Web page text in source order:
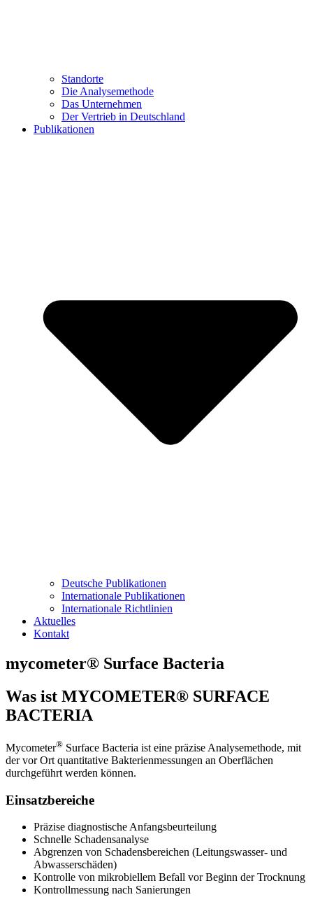
Standorte
Die Analysemethode
Das Unternehmen
Der Vertrieb in Deutschland
Publikationen
Deutsche Publikationen
Internationale Publikationen
Internationale Richtlinien
Aktuelles
Kontakt
mycometer® Surface Bacteria
Was ist MYCOMETER® SURFACE
BACTERIA
Mycometer® Surface Bacteria ist eine präzise Analysemethode, mit
der vor Ort quantitative Bakterienmessungen an Oberflächen
durchgeführt werden können.
Einsatzbereiche
Präzise diagnostische Anfangsbeurteilung
Schnelle Schadensanalyse
Abgrenzen von Schadensbereichen (Leitungswasser- und
Abwasserschäden)
Kontrolle von mikrobiellem Befall vor Beginn der Trocknung
Kontrollmessung nach Sanierungen